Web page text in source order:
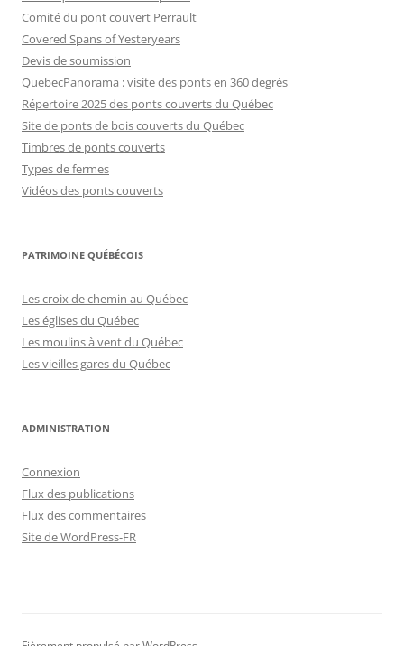
Comité du pont couvert Perrault
Covered Spans of Yesteryears
Devis de soumission
QuebecPanorama : visite des ponts en 360 degrés
Répertoire 2025 des ponts couverts du Québec
Site de ponts de bois couverts du Québec
Timbres de ponts couverts
Types de fermes
Vidéos des ponts couverts
PATRIMOINE QUÉBÉCOIS
Les croix de chemin au Québec
Les églises du Québec
Les moulins à vent du Québec
Les vieilles gares du Québec
ADMINISTRATION
Connexion
Flux des publications
Flux des commentaires
Site de WordPress-FR